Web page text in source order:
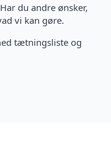
du andre ønsker,
vi kan gøre.
tætningsliste og